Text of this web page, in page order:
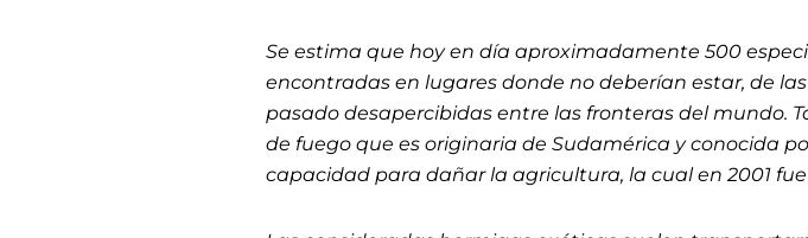
Se estima que hoy en día aproximadamente 500
encontradas en lugares donde no deberían estar, de
pasado desapercibidas entre las fronteras del mundo.
de fuego que es originaria de Sudamérica y conocida
capacidad para dañar la agricultura, la cual en 2001